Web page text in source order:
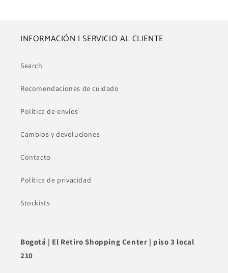
INFORMACIÓN | SERVICIO AL CLIENTE
Search
Recomendaciones de cuidado
Política de envíos
Cambios y devoluciones
Contacto
Política de privacidad
Stockists
Bogotá | El Retiro Shopping Center | piso 3 local
210